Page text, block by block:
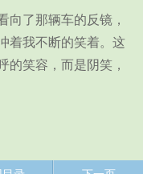
了那辆车的反镜，
着我不断的笑着。这
的笑容，而是阴笑，